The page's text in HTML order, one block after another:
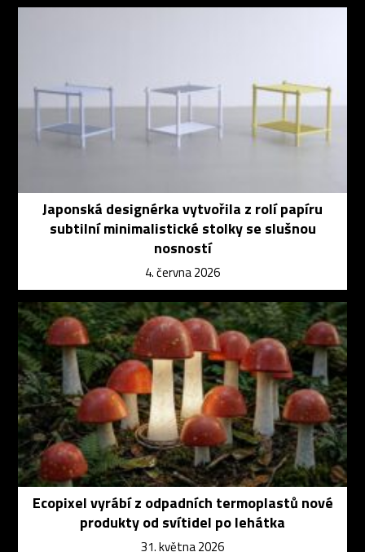
Japonská designérka vytvořila z rolí papíru
subtilní minimalistické stolky se slušnou
nosností
4. června 2026
Ecopixel vyrábí z odpadních termoplastů nové
produkty od svítidel po lehátka
31. května 2026